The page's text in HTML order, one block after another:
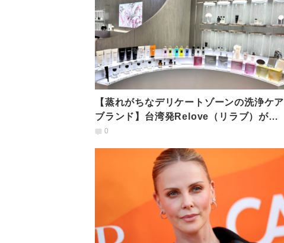
【蒸れがちなデリケートゾーンの洗浄ケア
ブランド】台湾発Relove（リラブ）が日
本上陸！その魅力とは？
0